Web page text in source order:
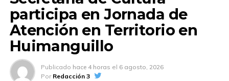
participa en Jornada de
Atención en Territorio en
Huimanguillo
Publicado hace 4 horas el 6 agosto, 2026
Por Redacción 3